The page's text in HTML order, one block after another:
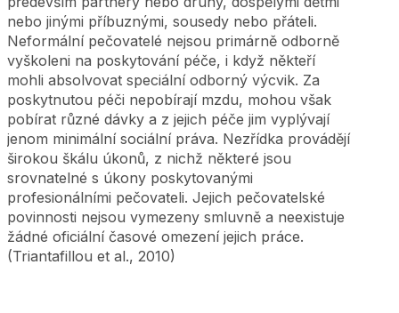
nebo jinými příbuznými, sousedy nebo přáteli.
Neformální pečovatelé nejsou primárně odborně
vyškoleni na poskytování péče, i když někteří
mohli absolvovat speciální odborný výcvik. Za
poskytnutou péči nepobírají mzdu, mohou však
pobírat různé dávky a z jejich péče jim vyplývají
jenom minimální sociální práva. Nezřídka provádějí
širokou škálu úkonů, z nichž některé jsou
srovnatelné s úkony poskytovanými
profesionálními pečovateli. Jejich pečovatelské
povinnosti nejsou vymezeny smluvně a neexistuje
žádné oficiální časové omezení jejich práce.
(Triantafillou et al., 2010)